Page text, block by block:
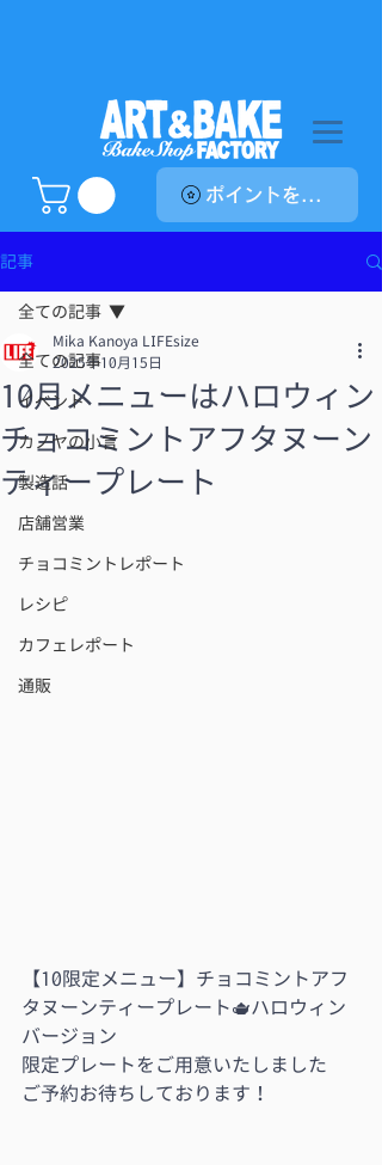
ポイントを表示
記事
全ての記事
イベント
カノヤの小言
製造話
店舗営業
チョコミントレポート
レシピ
カフェレポート
通販
全ての記事
10月メニューはハロウィン
チョコミントアフタヌーン
ティープレート
Mika Kanoya LIFEsize
2025年10月15日
【10限定メニュー】チョコミントアフ
タヌーンティープレート🫖ハロウィン
バージョン
限定プレートをご用意いたしました
ご予約お待ちしております！